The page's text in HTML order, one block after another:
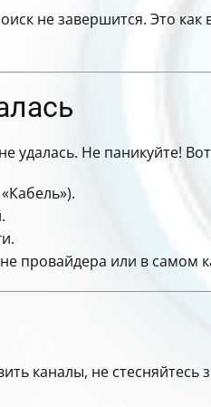
не завершится. Это
удалась. Не паникуйте!
провайдера или в самом
каналы, не